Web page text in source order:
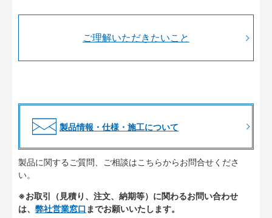
ご理解いただきたいこと
製品情報・仕様・施工について
製品に関するご質問、ご相談はこちらからお問合せくださ
い。
※お取引（見積り、注文、納期等）に関わるお問い合わせ
は、 弊社営業窓口 までお願いいたします。